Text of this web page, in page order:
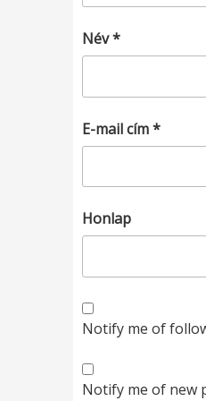
Név*
E-mail cím*
Honlap
Notify me of
Notify me of new